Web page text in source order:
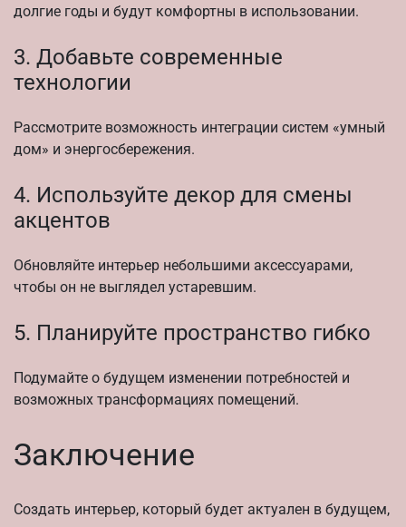
долгие годы и будут комфортны в использовании.
3. Добавьте современные
технологии
Рассмотрите возможность интеграции систем «умный
дом» и энергосбережения.
4. Используйте декор для смены
акцентов
Обновляйте интерьер небольшими аксессуарами,
чтобы он не выглядел устаревшим.
5. Планируйте пространство гибко
Подумайте о будущем изменении потребностей и
возможных трансформациях помещений.
Заключение
Создать интерьер, который будет актуален в будущем,